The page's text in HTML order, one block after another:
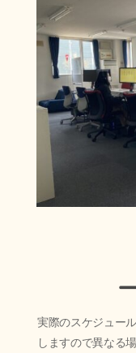
実際のスケジュー
しますので異なる